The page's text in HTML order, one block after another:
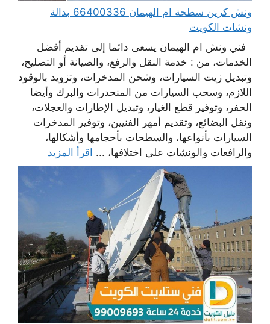
ونش كرين سطحة ام الهيمان 66400336 بدالة
ونشات الكويت
فني ونش ام الهيمان يسعى دائما إلى تقديم أفضل
الخدمات، من : خدمة النقل والرفع، والصيانة أو التصليح،
وتبديل زيت السيارات، وشحن المدخرات، وتزويد بالوقود
اللازم، وسحب السيارات من المنحدرات والبرك وأيضا
الحفر، وتوفير قطع الغيار، وتبديل الإطارات والعجلات،
ونقل البضائع، وتقديم أمهر الفنيين، وتوفير المدخرات
السيارات بأنواعها، والسطحات بأحجامها وأشكالها،
والرافعات والونشات على اختلافها، ... اقرأ المزيد